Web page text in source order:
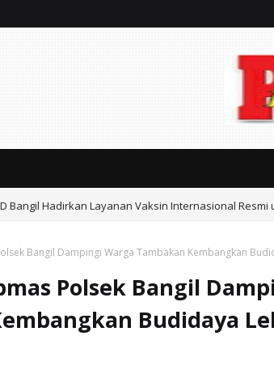
Bangil Hadirkan Layanan Vaksin Internasional
Bangil Dampingi Warga Tambakan Kembangkan
Polsek Bangil
Budidaya